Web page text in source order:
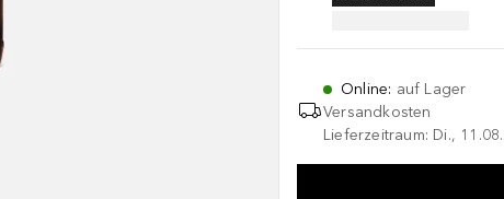
Online: auf Lager
Versandkosten
Lieferzeitraum: Di.,